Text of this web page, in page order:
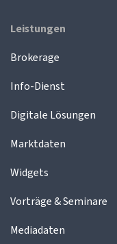
Leistungen
Brokerage
Info-Dienst
Digitale Lösungen
Marktdaten
Widgets
Vorträge & Seminare
Mediadaten